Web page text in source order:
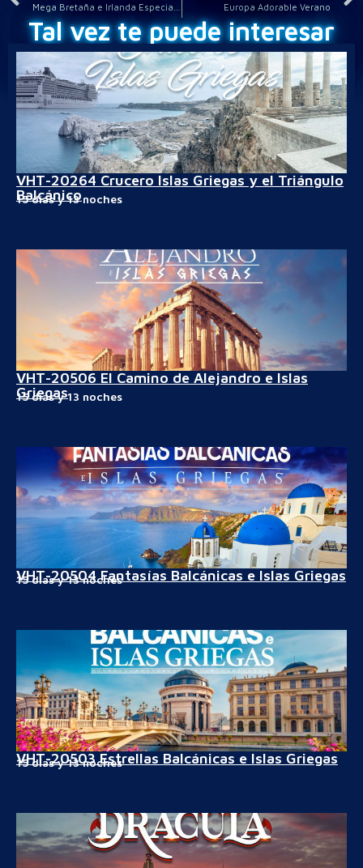
Europa Adorable Verano
Tal vez te puede interesar
VHT-20264 Crucero Islas Griegas y el Triángulo
Balcánico
15 días y 13 noches
VHT-20506 El Camino de Alejandro e Islas
Griegas
15 días y 13 noches
VHT-20504 Fantasías Balcánicas e Islas Griegas
15 días y 13 noches
VHT-20503 Estrellas Balcánicas e Islas Griegas
15 días y 13 noches